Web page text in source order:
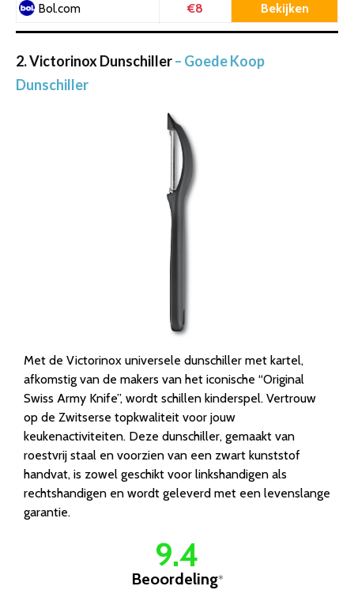
Bol.com €8 Bekijken
2. Victorinox Dunschiller– Goede Koop
Dunschiller
Met de Victorinox universele dunschiller met kartel,
afkomstig van de makers van het iconische “Original
Swiss Army Knife”, wordt schillen kinderspel. Vertrouw
op de Zwitserse topkwaliteit voor jouw
keukenactiviteiten. Deze dunschiller, gemaakt van
roestvrij staal en voorzien van een zwart kunststof
handvat, is zowel geschikt voor linkshandigen als
rechtshandigen en wordt geleverd met een levenslange
garantie.
9.4
Beoordeling*